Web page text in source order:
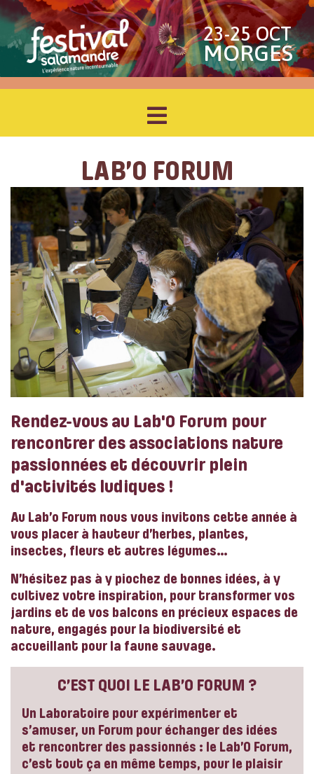
23-25 OCT
MORGES
LAB’O FORUM
Rendez-vous au Lab'O Forum pour
rencontrer des associations nature
passionnées et découvrir plein
d'activités ludiques !
Au Lab’o Forum nous vous invitons cette année à
vous placer à hauteur d’herbes, plantes,
insectes, fleurs et autres légumes…
N’hésitez pas à y piochez de bonnes idées, à y
cultivez votre inspiration, pour transformer vos
jardins et de vos balcons en précieux espaces de
nature, engagés pour la biodiversité et
accueillant pour la faune sauvage.
C’EST QUOI LE LAB’O FORUM ?
Un Laboratoire pour expérimenter et
s’amuser, un Forum pour échanger des idées
et rencontrer des passionnés : le Lab’O Forum,
c’est tout ça en même temps, pour le plaisir